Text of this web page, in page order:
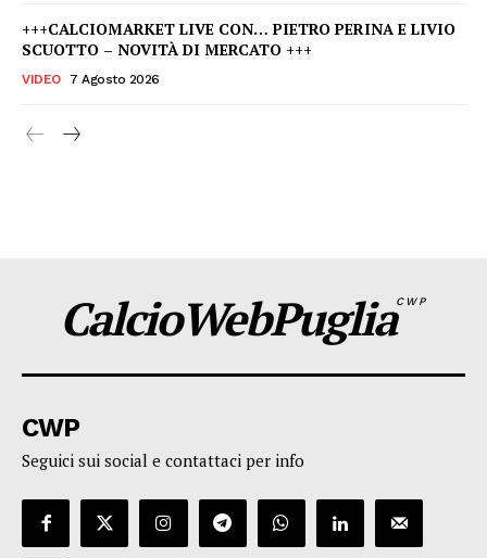
+++CALCIOMARKET LIVE CON… PIETRO PERINA E LIVIO
SCUOTTO – NOVITÀ DI MERCATO +++
VIDEO 7 Agosto 2026
CalcioWebPugliaCWP
CWP
Seguici sui social e contattaci per info